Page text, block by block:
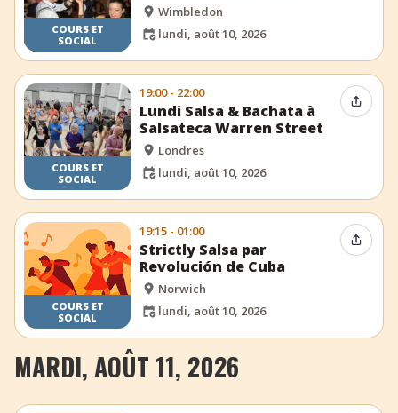
COURS ET
SOCIAL
Wimbledon
lundi, août 10, 2026
COURS ET
SOCIAL
19:00 - 22:00
Lundi Salsa & Bachata à
Salsateca Warren Street
Londres
lundi, août 10, 2026
COURS ET
SOCIAL
19:15 - 01:00
Strictly Salsa par
Revolución de Cuba
Norwich
lundi, août 10, 2026
MARDI, AOÛT 11, 2026